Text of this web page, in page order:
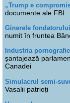
„Trump e
documente ale FBI
Ginerele
numit în fruntea
Industria
șantajează
Canadei
Simulacrul semi-
Vasalii patrioți